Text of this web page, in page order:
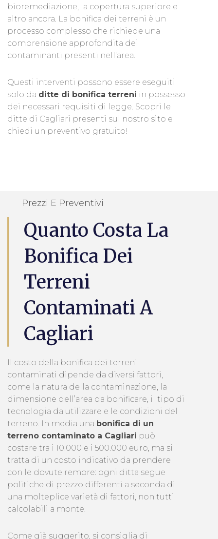
bioremediazione, la copertura superiore e
altro ancora. La bonifica dei terreni è un
processo complesso che richiede una
comprensione approfondita dei
contaminanti presenti nell’area.
Questi interventi possono essere eseguiti
solo da ditte di bonifica terreni in possesso
dei necessari requisiti di legge. Scopri le
ditte di Cagliari presenti sul nostro sito e
chiedi un preventivo gratuito!
Prezzi E Preventivi
Quanto Costa La
Bonifica Dei
Terreni
Contaminati A
Cagliari
Il costo della bonifica dei terreni
contaminati dipende da diversi fattori,
come la natura della contaminazione, la
dimensione dell’area da bonificare, il tipo di
tecnologia da utilizzare e le condizioni del
terreno. In media una bonifica di un
terreno contaminato a Cagliari può
costare tra i 10.000 e i 500.000 euro, ma si
tratta di un costo indicativo da prendere
con le dovute remore: ogni ditta segue
politiche di prezzo differenti a seconda di
una molteplice varietà di fattori, non tutti
calcolabili a monte.
Come già suggerito, si consiglia di